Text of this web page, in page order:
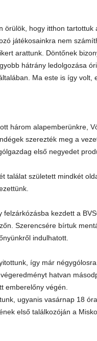
örülök, hogy itthon
játékosainkra nem
arattunk. Döntőnek
hátrány ledolgozása
Ma este is így volt,
három alapemberünkre,
szerezték meg a
első negyedet
találat született mindkét
felzárkózásba kezdett a
Szerencsére bírtuk
indulhatott.
így már
hatvan
emberelőny végén.
ugyanis vasárnap 18
első találkozóján a